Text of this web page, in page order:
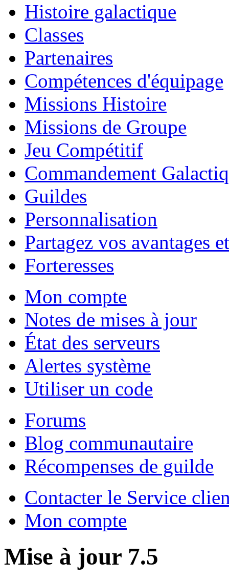
Histoire galactique
Classes
Partenaires
Compétences d'équipage
Missions Histoire
Missions de Groupe
Jeu Compétitif
Commandement
Guildes
Personnalisation
Partagez vos avantages
Forteresses
Mon compte
Notes de mises à jour
État des serveurs
Alertes système
Utiliser un code
Forums
Blog communautaire
Récompenses de guilde
Contacter le Service
Mon compte
Mise à jour 7.5